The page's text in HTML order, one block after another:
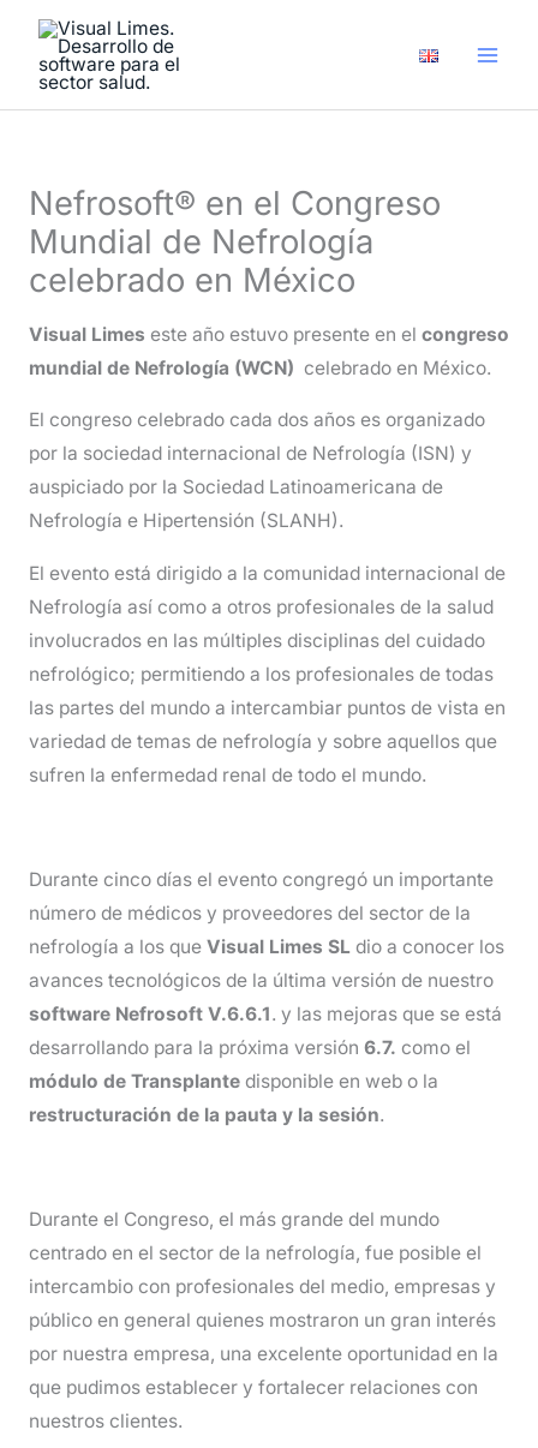
contenido
Nefrosoft® en el Congreso
Mundial de Nefrología
celebrado en México
Visual Limes este año estuvo presente en el congreso
mundial de Nefrología (WCN) celebrado en México.
El congreso celebrado cada dos años es organizado
por la sociedad internacional de Nefrología (ISN) y
auspiciado por la Sociedad Latinoamericana de
Nefrología e Hipertensión (SLANH).
El evento está dirigido a la comunidad internacional de
Nefrología así como a otros profesionales de la salud
involucrados en las múltiples disciplinas del cuidado
nefrológico; permitiendo a los profesionales de todas
las partes del mundo a intercambiar puntos de vista en
variedad de temas de nefrología y sobre aquellos que
sufren la enfermedad renal de todo el mundo.
Durante cinco días el evento congregó un importante
número de médicos y proveedores del sector de la
nefrología a los que Visual Limes SL dio a conocer los
avances tecnológicos de la última versión de nuestro
software Nefrosoft V.6.6.1. y las mejoras que se está
desarrollando para la próxima versión 6.7. como el
módulo de Transplantedisponible en web o la
restructuración de la pauta y la sesión.
Durante el Congreso, el más grande del mundo
centrado en el sector de la nefrología, fue posible el
intercambio con profesionales del medio, empresas y
público en general quienes mostraron un gran interés
por nuestra empresa, una excelente oportunidad en la
que pudimos establecer y fortalecer relaciones con
nuestros clientes.
A
v
o
s